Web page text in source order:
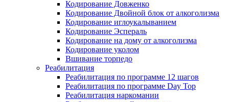
Кодирование Довженко
Кодирование Двойной блок от алкоголизма
Кодирование иглоукалыванием
Кодирование Эспераль
Кодирование на дому от алкоголизма
Кодирование уколом
Вшивание торпедо
Реабилитация
Реабилитация по программе 12 шагов
Реабилитация по программе Day Top
Реабилитация наркомании